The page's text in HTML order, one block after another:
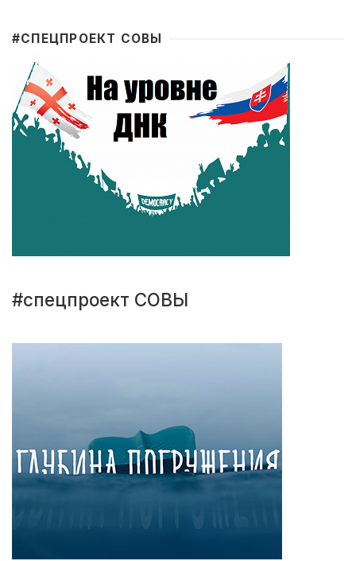
#CПЕЦПРОЕКТ СОВЫ
#спецпроект СОВЫ